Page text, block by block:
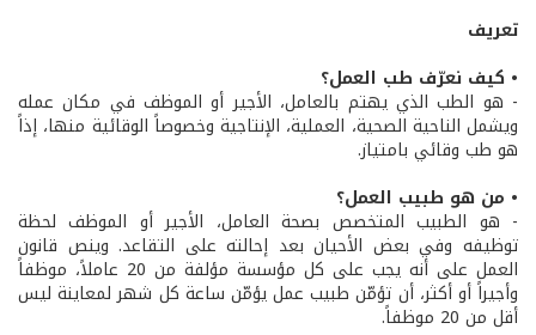
تعريف
• كيف نعرّف طب العمل؟
- هو الطب الذي يهتم بالعامل، الأجير أو الموظف في مكان عمله
ويشمل الناحية الصحية، العملية، الإنتاجية وخصوصاً الوقائية منها، إذاً
هو طب وقائي بامتياز.
• من هو طبيب العمل؟
- هو الطبيب المتخصص بصحة العامل، الأجير أو الموظف لحظة
توظيفه وفي بعض الأحيان بعد إحالته على التقاعد. وينص قانون
العمل على أنه يجب على كل مؤسسة مؤلفة من 20 عاملاً، موظفاً
وأجيراً أو أكثر، أن تؤمّن طبيب عمل يؤمّن ساعة كل شهر لمعاينة ليس
أقل من 20 موظفاً.